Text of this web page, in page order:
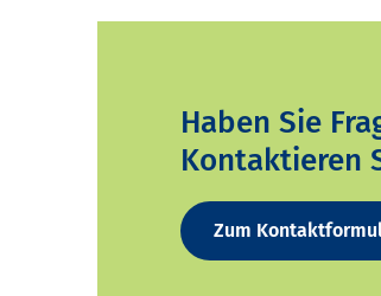
Haben Sie
Kontaktieren
Zum